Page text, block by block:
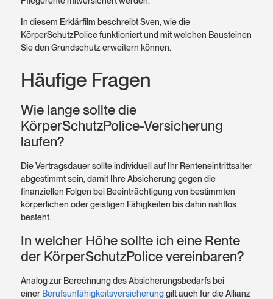
In diesem Erklärfilm beschreibt Sven, wie die
KörperSchutzPolice funktioniert und mit welchen Bausteinen
Sie den Grundschutz erweitern können.
Häufige Fragen
Wie lange sollte die
KörperSchutzPolice-Versicherung
laufen?
Die Vertragsdauer sollte individuell auf Ihr Renteneintritts­alter
abgestimmt sein, damit Ihre Absicherung gegen die
finanziellen Folgen bei Be­einträchtigung von bestimmten
körperlichen oder geistigen Fähigkeiten bis dahin nahtlos
besteht.
In welcher Höhe sollte ich eine Rente
der KörperSchutzPolice vereinbaren?
Analog zur Berechnung des Absicherungsbedarfs bei
einer Berufsunfähigkeitsversicherunggilt auch für die Allianz